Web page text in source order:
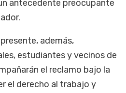
antecedente preocupante
además,
estudiantes y vecinos de
el reclamo bajo la
el derecho al trabajo y